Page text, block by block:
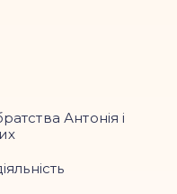
Антонія і